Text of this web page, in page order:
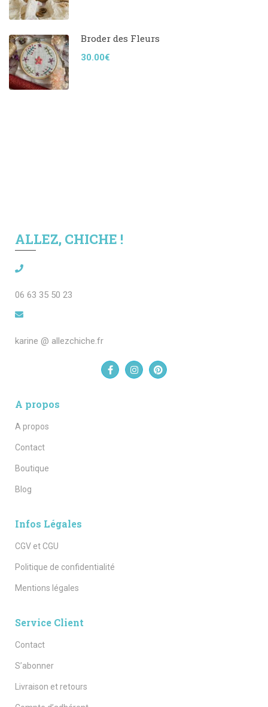
Broder des Fleurs
30.00€
ALLEZ, CHICHE !
06 63 35 50 23
karine @ allezchiche.fr
A propos
A propos
Contact
Boutique
Blog
Infos Légales
CGV et CGU
Politique de confidentialité
Mentions légales
Service Client
Contact
S’abonner
Livraison et retours